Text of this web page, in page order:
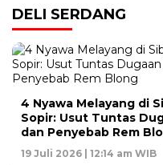
DELI SERDANG
4 Nyawa Melayang di
Sopir: Usut Tuntas
dan Penyebab Rem
19 Juli 2026 | 12:14 am WIB